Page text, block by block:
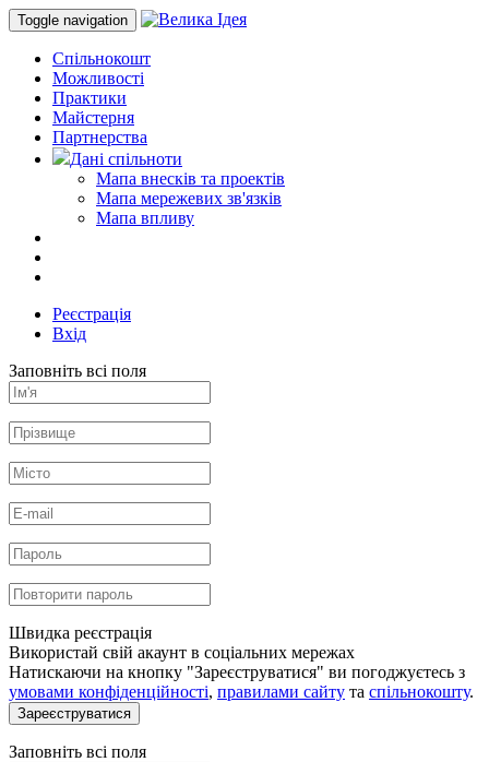
Toggle navigation
Спільнокошт
Можливості
Практики
Майстерня
Партнерства
Дані спільноти
Мапа внесків та проектів
Мапа мережевих зв'язків
Мапа впливу
Реєстрація
Вхід
Заповніть всі поля
Швидка реєстрація
Використай свій акаунт в соціальних мережах
Натискаючи на кнопку "Зареєструватися" ви погоджуєтесь з
умовами конфіденційності, правилами сайту та спільнокошту.
Зареєструватися
Заповніть всі поля